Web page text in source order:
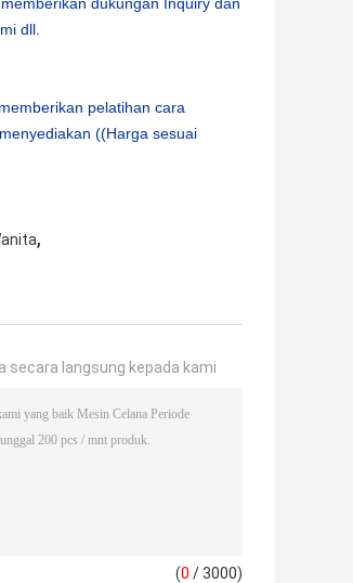
dukungan Inquiry dan
dll.
pelatihan cara
((Harga sesuai
,
secara langsung kepada kami
(0 / 3000)